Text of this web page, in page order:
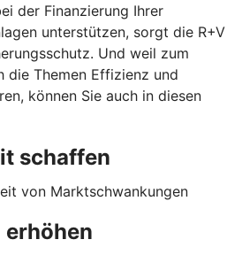
der Finanzierung Ihrer
unterstützen, sorgt die R+V
Und weil zum
die Themen Effizienz und
können Sie auch in diesen
schaffen
von Marktschwankungen